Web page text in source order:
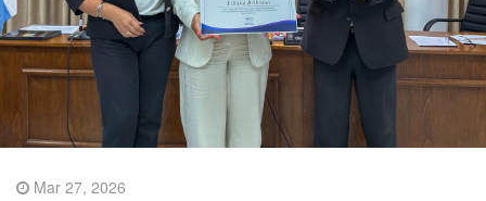
Mar 27, 2026